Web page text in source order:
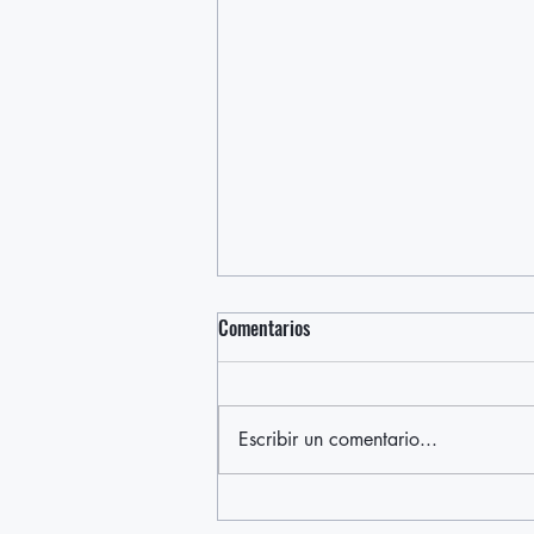
“No seremos intimidados” la
Comentarios
Escribir un comentario...